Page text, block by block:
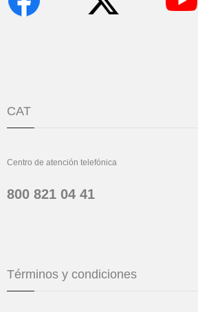
CAT
Centro de atención telefónica
800 821 04 41
Términos y condiciones